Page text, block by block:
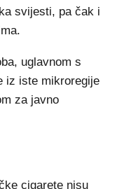
svijesti, pa čak i
uglavnom s
iz iste mikroregije
za javno
cigarete nisu